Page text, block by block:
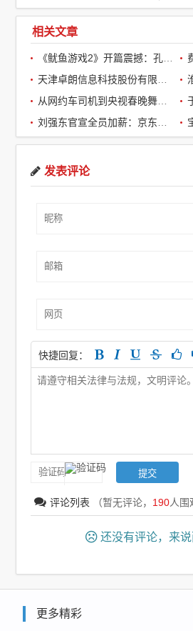
相关文章
发表评论
快捷回复：
评论列表 （暂无评论， 190人围
还没有评论，来说
更多精彩